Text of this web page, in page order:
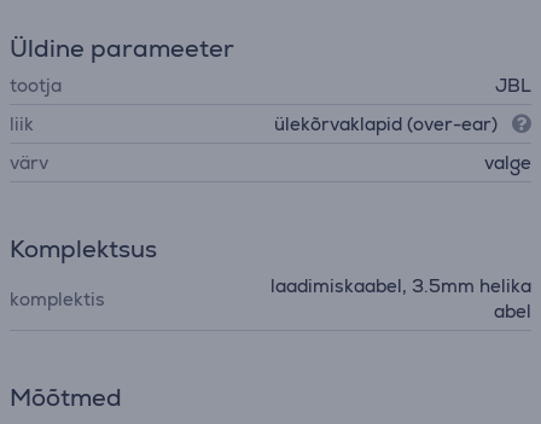
Üldine parameeter
tootja
JBL
liik
ülekõrvaklapid (over-ear)
värv
valge
Komplektsus
komplektis
laadimiskaabel, 3.5mm helika
abel
Mõõtmed